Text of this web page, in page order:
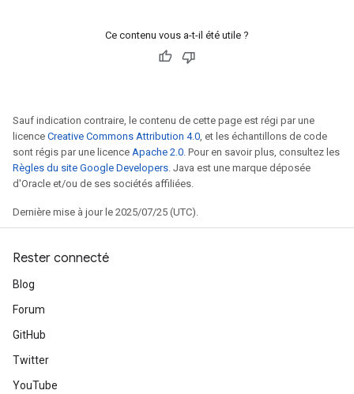
Ce contenu vous a-t-il été utile ?
Sauf indication contraire, le contenu de cette page est régi par une
licence Creative Commons Attribution 4.0 , et les échantillons de code
sont régis par une licence Apache 2.0 . Pour en savoir plus, consultez les
Règles du site Google Developers . Java est une marque déposée
d'Oracle et/ou de ses sociétés affiliées.
Dernière mise à jour le 2025/07/25 (UTC).
Rester connecté
Blog
Forum
GitHub
Twitter
YouTube